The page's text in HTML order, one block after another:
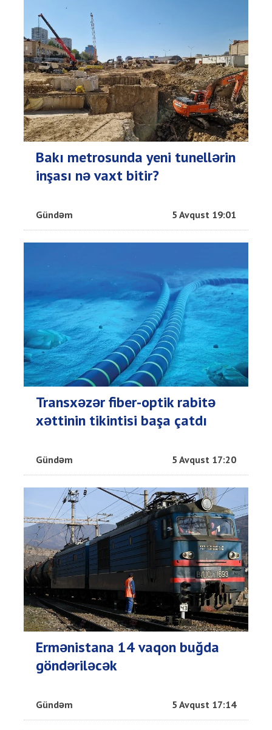
Bakı metrosunda yeni tunellərin
inşası nə vaxt bitir?
Gündəm 5 Avqust 19:01
Transxəzər fiber-optik rabitə
xəttinin tikintisi başa çatdı
Gündəm 5 Avqust 17:20
Ermənistana 14 vaqon buğda
göndəriləcək
Gündəm 5 Avqust 17:14